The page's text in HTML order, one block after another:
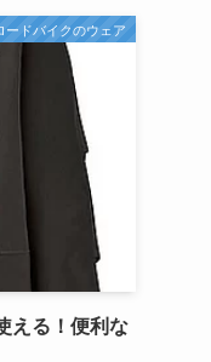
ードバイクのウェア
える！便利な